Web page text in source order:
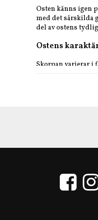
Osten känns igen
med det särskilda
del av ostens
Ostens
Skorpan varierar i